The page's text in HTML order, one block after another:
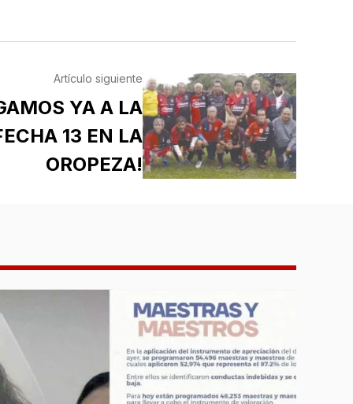
Artículo siguiente
YA A LA
13 EN LA
OROPEZA!